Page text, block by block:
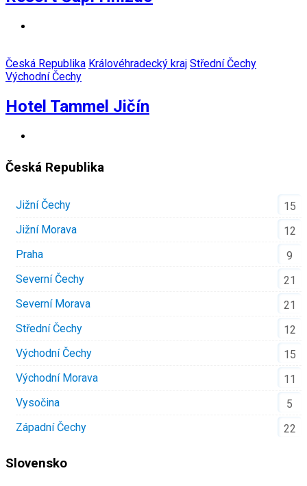
Česká Republika Královéhradecký kraj Střední Čechy
Východní Čechy
Hotel Tammel Jičín
Česká Republika
Jižní Čechy
15
Jižní Morava
12
Praha
9
Severní Čechy
21
Severní Morava
21
Střední Čechy
12
Východní Čechy
15
Východní Morava
11
Vysočina
5
Západní Čechy
22
Slovensko